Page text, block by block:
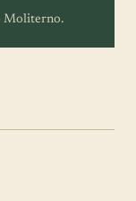
Moliterno.